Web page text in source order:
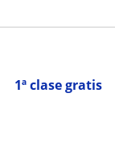
1ª clase gratis